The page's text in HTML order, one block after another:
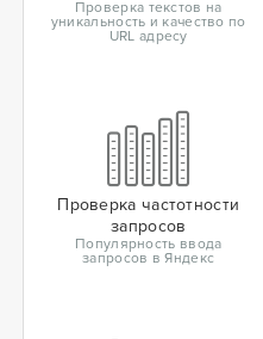
Проверка текстов на
уникальность и качество по
URL адресу
Проверка частотности
запросов
Популярность ввода
запросов в Яндекс